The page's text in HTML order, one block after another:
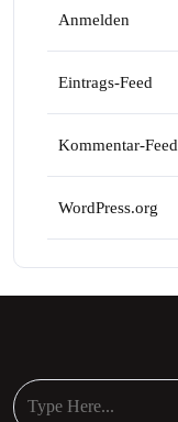
Anmelden
Eintrags-Feed
Kommentar-Feed
WordPress.org